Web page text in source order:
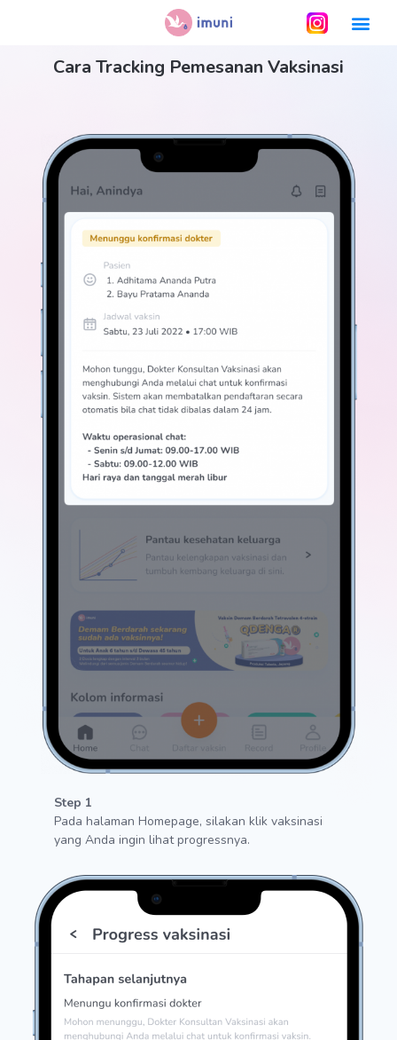
Cara Tracking Pemesanan Vaksinasi
Step 1
Pada halaman Homepage, silakan klik vaksinasi
yang Anda ingin lihat progressnya.